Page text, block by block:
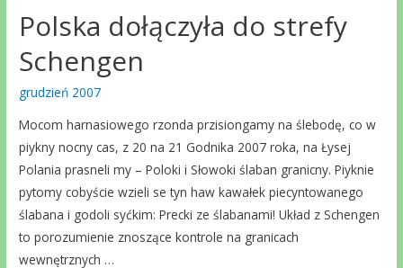
wolnym
powietrzu.
Architektura
drewniana
Polska dołączyła do strefy
Schengen
grudzień 2007
Mocom harnasiowego rzonda przisiongamy na ślebodę, co w
piykny nocny cas, z 20 na 21 Godnika 2007 roka, na Łysej
Polania prasneli my – Poloki i Słowoki ślaban granicny. Piyknie
pytomy cobyście wzieli se tyn haw kawałek piecyntowanego
ślabana i godoli syćkim: Precki ze ślabanami! Układ z Schengen
to porozumienie znoszące kontrole na granicach
wewnętrznych …